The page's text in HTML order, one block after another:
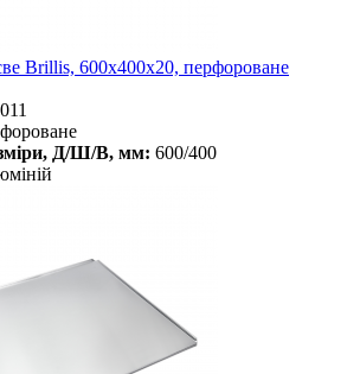
Brillis, 600х400х20, перфороване
Д/Ш/В, мм: 600/400